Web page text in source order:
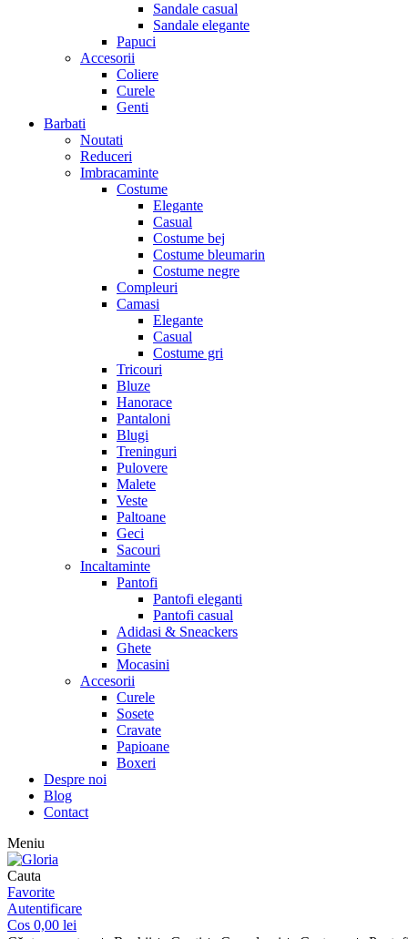
Sandale casual
Sandale elegante
Papuci
Accesorii
Coliere
Curele
Genti
Barbati
Noutati
Reduceri
Imbracaminte
Costume
Elegante
Casual
Costume bej
Costume bleumarin
Costume negre
Compleuri
Camasi
Elegante
Casual
Costume gri
Tricouri
Bluze
Hanorace
Pantaloni
Blugi
Treninguri
Pulovere
Malete
Veste
Paltoane
Geci
Sacouri
Incaltaminte
Pantofi
Pantofi eleganti
Pantofi casual
Adidasi & Sneackers
Ghete
Mocasini
Accesorii
Curele
Sosete
Cravate
Papioane
Boxeri
Despre noi
Blog
Contact
Meniu
Cauta
Favorite
Autentificare
Cos 0,00 lei